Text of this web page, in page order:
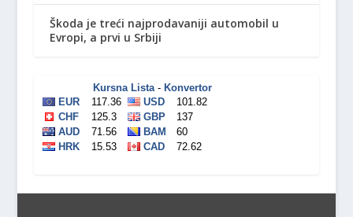
Škoda je treći najprodavaniji automobil u
Evropi, a prvi u Srbiji